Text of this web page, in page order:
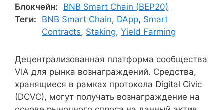
Блокчейн:
BNB Smart Chain (BEP20)
Теги:
BNB Smart Chain, DApp, Smart
Contracts, Staking, Yield Farming
Децентрализованная платформа сообщества
VIA для рынка вознаграждений. Средства,
хранящиеся в рамках протокола Digital Civic
(DCVC), могут получать вознаграждение на